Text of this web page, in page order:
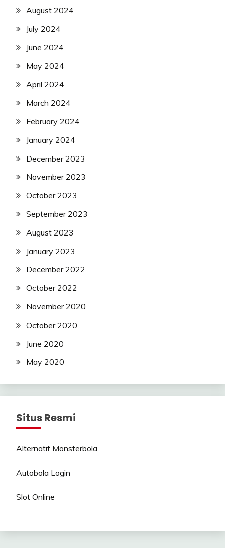
August 2024
July 2024
June 2024
May 2024
April 2024
March 2024
February 2024
January 2024
December 2023
November 2023
October 2023
September 2023
August 2023
January 2023
December 2022
October 2022
November 2020
October 2020
June 2020
May 2020
Situs Resmi
Alternatif Monsterbola
Autobola Login
Slot Online